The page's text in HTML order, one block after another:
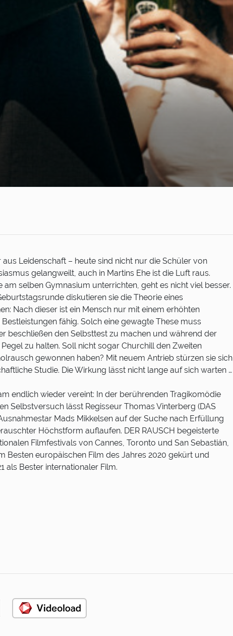
Leidenschaft – heute sind nicht nur die Schüler von
gelangweilt, auch in Martins Ehe ist die Luft raus.
am selben Gymnasium unterrichten, geht es nicht viel besser.
diskutieren sie die Theorie eines
Nach dieser ist ein Mensch nur mit einem erhöhten
fähig. Solch eine gewagte These muss
beschließen den Selbsttest zu machen und während der
zu halten. Soll nicht sogar Churchill den Zweiten
gewonnen haben? Mit neuem Antrieb stürzen sie sich
Studie. Die Wirkung lässt nicht lange auf sich warten …
endlich wieder vereint: In der berührenden Tragikomödie
Selbstversuch lässt Regisseur Thomas Vinterberg (DAS
Mads Mikkelsen auf der Suche nach Erfüllung
Höchstform auflaufen. DER RAUSCH begeisterte
Filmfestivals von Cannes, Toronto und San Sebastián,
Besten europäischen Film des Jahres 2020 gekürt und
als Bester internationaler Film.